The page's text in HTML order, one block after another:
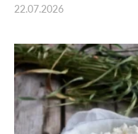
22.07.2026